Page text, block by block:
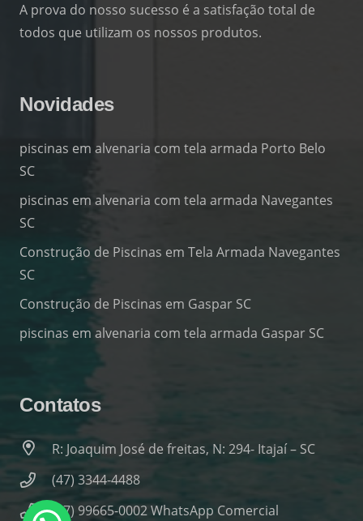
A prova do nosso sucesso é a satisfação total de
todos que utilizam os nossos produtos.
Novidades
piscinas em alvenaria com tela armada Porto Belo
SC
piscinas em alvenaria com tela armada Navegantes
SC
Construção de Piscinas em Tela Armada Navegantes
SC
Construção de Piscinas em Gaspar SC
piscinas em alvenaria com tela armada Gaspar SC
Contatos
R: Joaquim José de freitas, N: 294- Itajaí – SC
(47) 3344-4488
(47) 99665-0002 WhatsApp Comercial